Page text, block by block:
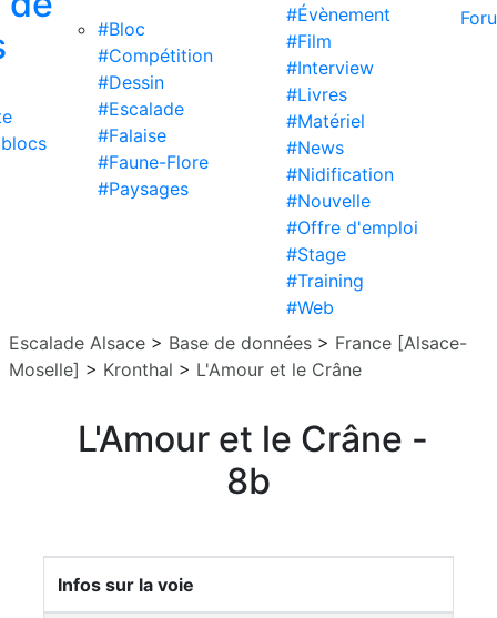
#Bloc
#Compétition
#Dessin
#Escalade
#Falaise
#Faune-Flore
#Paysages
#Évènement
#Film
#Interview
#Livres
#Matériel
#News
#Nidification
#Nouvelle
#Offre d'emploi
#Stage
#Training
#Web
Escalade Alsace > Base de données > France [Alsace-
Moselle] > Kronthal > L'Amour et le Crâne
L'Amour et le Crâne -
8b
Infos sur la voie